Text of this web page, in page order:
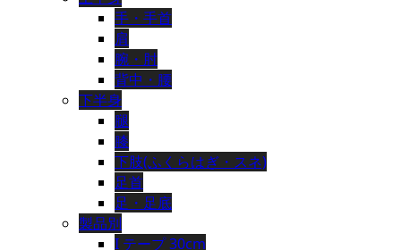
手・手首
肩
腕・肘
背中・腰
下半身
腿
膝
下肢(ふくらはぎ・スネ)
足首
足・足底
製品別
I テープ 30cm